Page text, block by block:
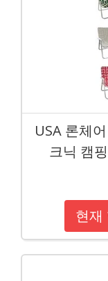
USA 론체
크닉 캠
현재